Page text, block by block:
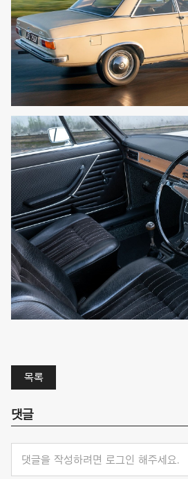
목록
댓글
댓글을 작성하려면 로그인 해주세요.